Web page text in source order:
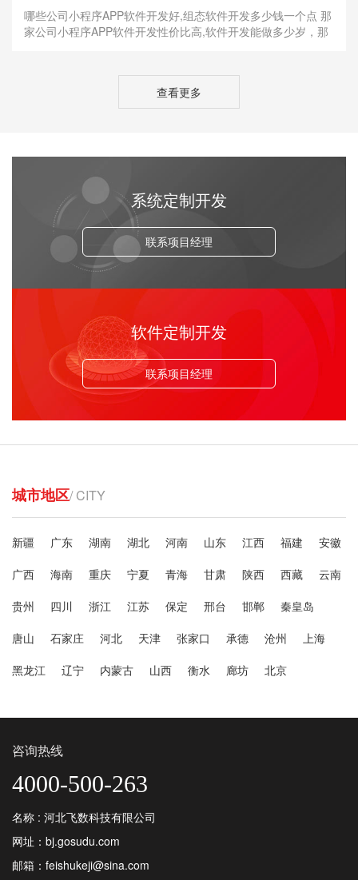
哪些公司小程序APP软件开发好,组态软件开发多少钱一个点 那
家公司小程序APP软件开发性价比高,软件开发能做多少岁，那
与开源免费的Web办事Apache和数据库Mysql配
查看更多
系统定制开发
联系项目经理
软件定制开发
联系项目经理
城市地区/ CITY
新疆 广东 湖南 湖北 河南 山东 江西 福建
安徽
广西
海南 重庆 宁夏 青海 甘肃 陕西 西藏
云南
贵州
四川 浙江 江苏 保定 邢台 邯郸
秦皇岛
唐山
石家庄 河北 天津 张家口 承德 沧州
上海
黑龙江
辽宁 内蒙古 山西 衡水 廊坊 北京
咨询热线
4000-500-263
名称 : 河北飞数科技有限公司
网址：bj.gosudu.com
邮箱：feishukeji@sina.com